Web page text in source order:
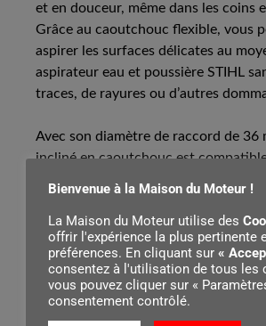
et en douceur, même dans les coins
Grâce au caoutchouc flexible, vous
aspirer les surfaces délicates au
aspirateur eau et poussière STIHL
traces, de rayures ou d’autres
Avec son diamètre de raccord de 36
incliné en caoutchouc est
aspirateurs eau et poussière
batterie STIHL SEA 60 et STIHL SEA
Bienvenue à la Maison du Moteur !
La Maison du Moteur utilise des
offrir l'expérience la plus pertinente
préférences. En cliquant sur «
consentez à l'utilisation de tous les
vous pouvez cliquer sur «
consentement contrôlé.